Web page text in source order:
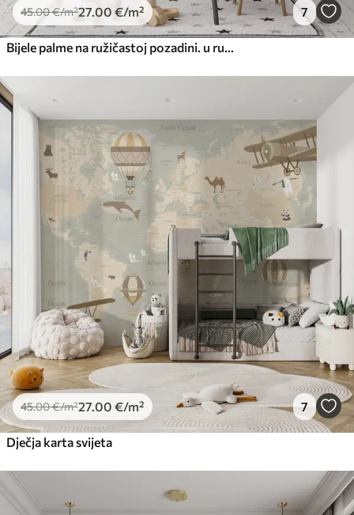
45.00€/m²27 .00 €/m² 7
45.00€/m²27 .00 €/m² 7
Dječja karta svijeta